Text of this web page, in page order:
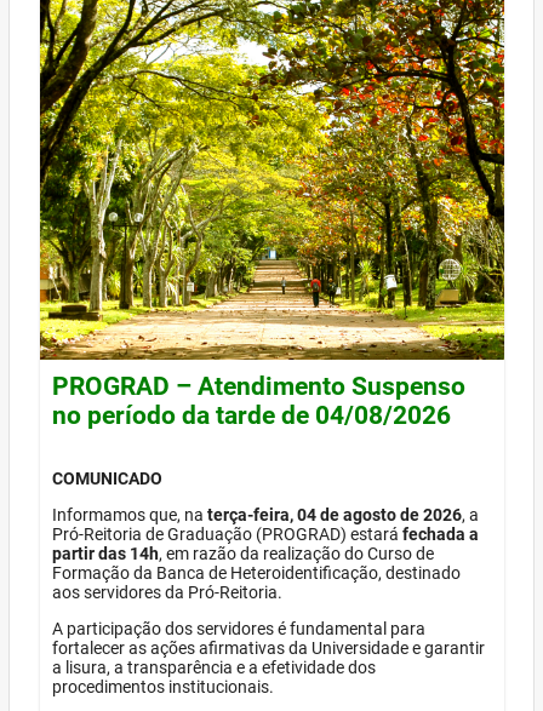
PROGRAD – Atendimento Suspenso
no período da tarde de 04/08/2026
COMUNICADO
Informamos que, na terça-feira, 04 de agosto de 2026, a
Pró-Reitoria de Graduação (PROGRAD) estará fechada a
partir das 14h, em razão da realização do Curso de
Formação da Banca de Heteroidentificação, destinado
aos servidores da Pró-Reitoria.
A participação dos servidores é fundamental para
fortalecer as ações afirmativas da Universidade e garantir
a lisura, a transparência e a efetividade dos
procedimentos institucionais.